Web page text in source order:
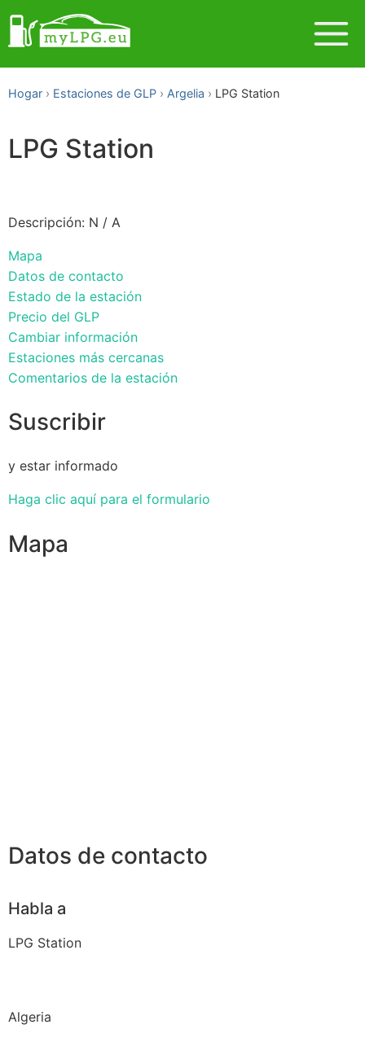
Hogar Estaciones de GLP Argelia LPG Station
LPG Station
Descripción: N / A
Mapa
Datos de contacto
Estado de la estación
Precio del GLP
Cambiar información
Estaciones más cercanas
Comentarios de la estación
Suscribir
y estar informado
Haga clic aquí para el formulario
Mapa
Datos de contacto
Habla a
LPG Station
Algeria